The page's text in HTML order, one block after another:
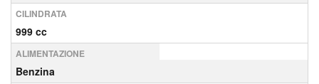
CILINDRATA
999 cc
ALIMENTAZIONE
Benzina